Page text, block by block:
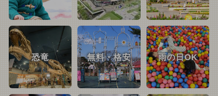
恐竜 無料・格安 雨の日OK